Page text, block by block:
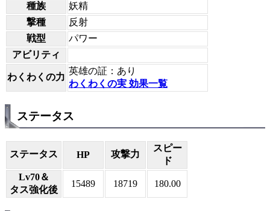
種族
妖精
撃種
反射
戦型
パワー
アビリティ
わくわくの力
英雄の証：あり
わくわくの実 効果一覧
ステータス
ステータス HP 攻撃力
スピー
ド
Lv70＆
タス強化後
15489 18719 180.00